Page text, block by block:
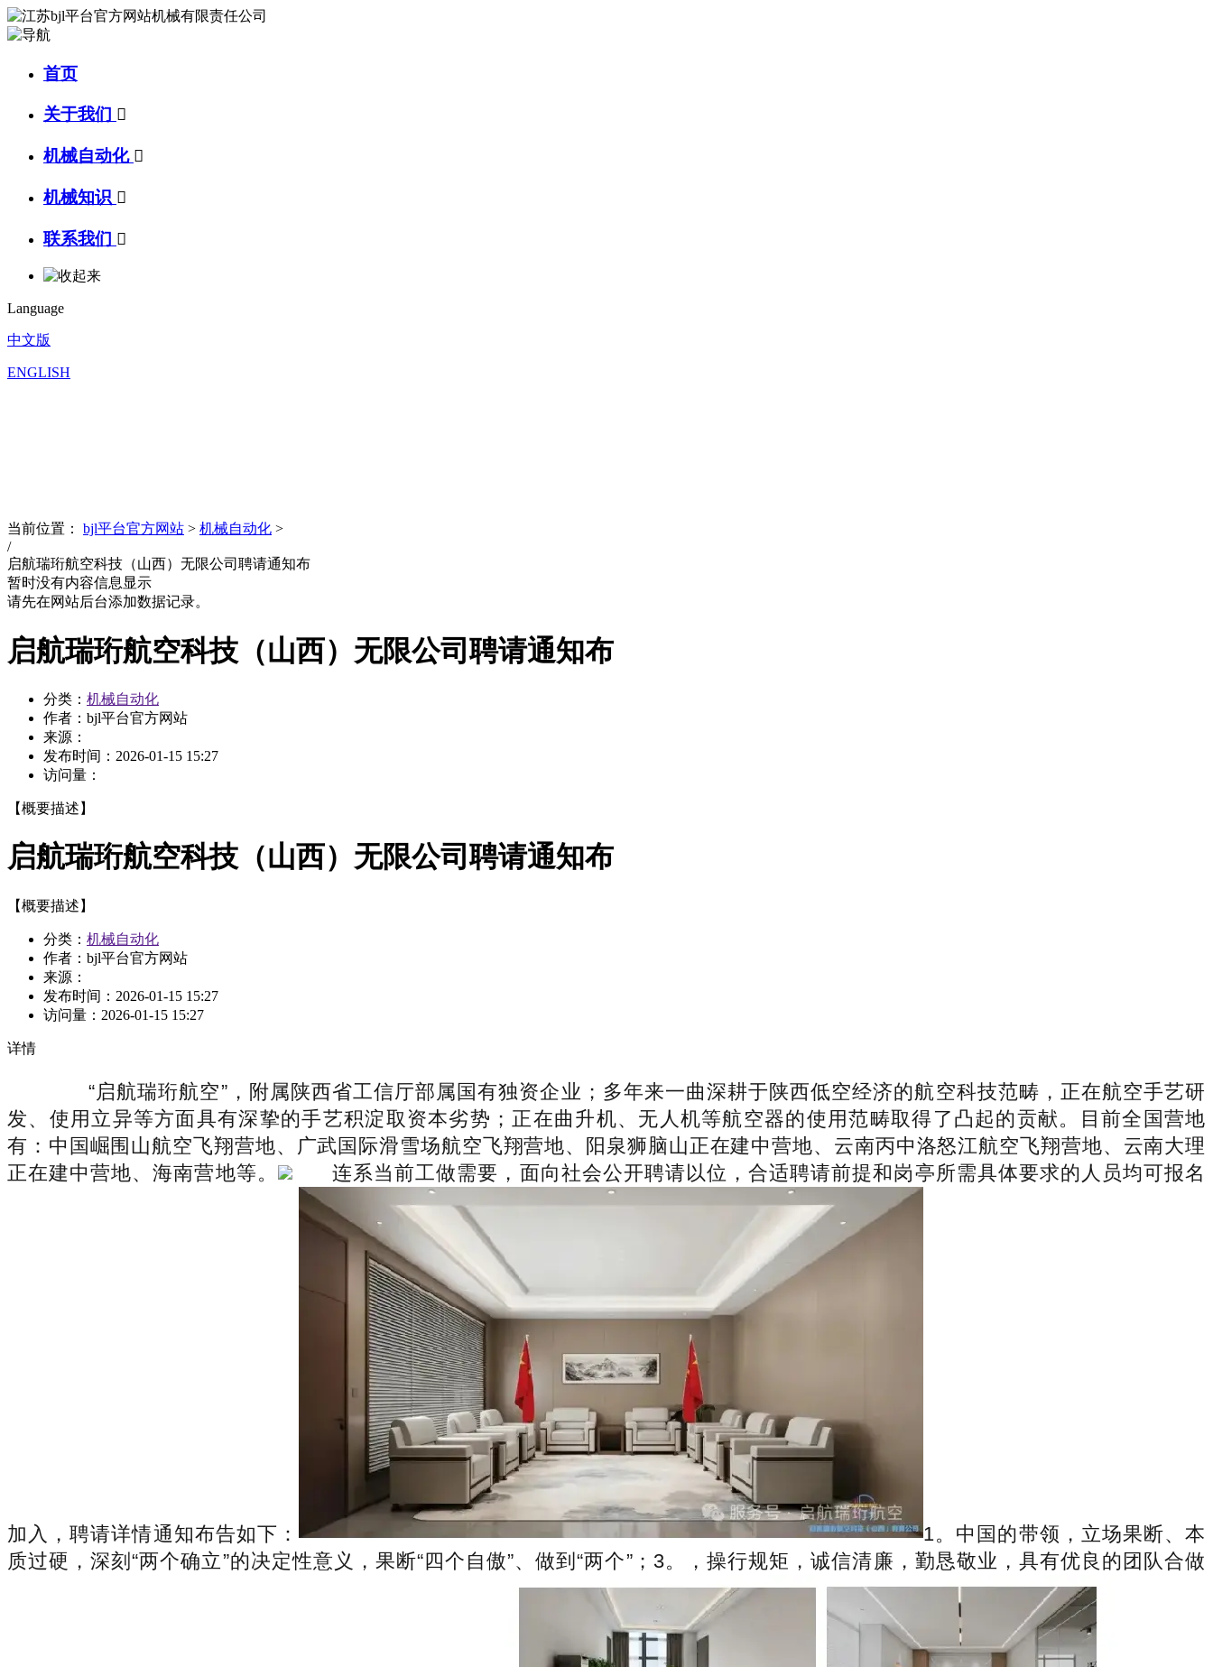
首页
关于我们 
机械自动化 
机械知识 
联系我们 
Language
中文版
ENGLISH
当前位置： bjl平台官方网站 > 机械自动化 >
/
启航瑞珩航空科技（山西）无限公司聘请通知布
暂时没有内容信息显示
请先在网站后台添加数据记录。
启航瑞珩航空科技（山西）无限公司聘请通知布
分类： 机械自动化
作者：bjl平台官方网站
来源：
发布时间： 2026-01-15 15:27
访问量：
【概要描述】
启航瑞珩航空科技（山西）无限公司聘请通知布
【概要描述】
分类： 机械自动化
作者：bjl平台官方网站
来源：
发布时间： 2026-01-15 15:27
访问量： 2026-01-15 15:27
详情
“启航瑞珩航空”，附属陕西省工信厅部属国有独资企业；多年来一曲深耕于陕西低空经济的航空科技范畴，正在航空手艺研
发、使用立异等方面具有深挚的手艺积淀取资本劣势；正在曲升机、无人机等航空器的使用范畴取得了凸起的贡献。目前全国营地
有：中国崛围山航空飞翔营地、广武国际滑雪场航空飞翔营地、阳泉狮脑山正在建中营地、云南丙中洛怒江航空飞翔营地、云南大理
正在建中营地、海南营地等。
连系当前工做需要，面向社会公开聘请以位，合适聘请前提和岗亭所需具体要求的人员均可报名
加入，聘请详情通知布告如下：
1。中国的带领，立场果断、本
质过硬，深刻“两个确立”的决定性意义，果断“四个自傲”、做到“两个”；3。，操行规矩，诚信清廉，勤恳敬业，具有优良的团队合做